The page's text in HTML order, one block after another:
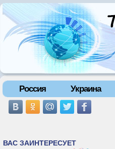
Россия Украина